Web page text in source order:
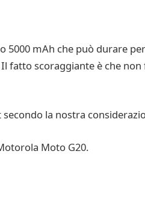
mAh che può durare
scoraggiante è che
la nostra
Moto G20.